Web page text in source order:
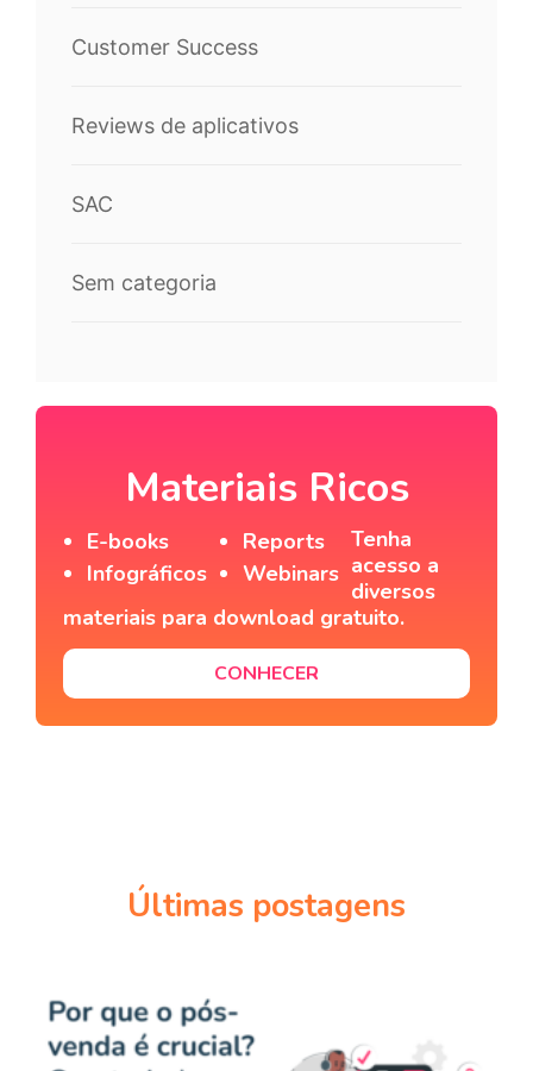
Customer Success
Reviews de aplicativos
SAC
Sem categoria
Materiais Ricos
E-books
Infográficos
Reports
Webinars
Tenha
acesso a
diversos
materiais para download gratuito.
CONHECER
Últimas postagens